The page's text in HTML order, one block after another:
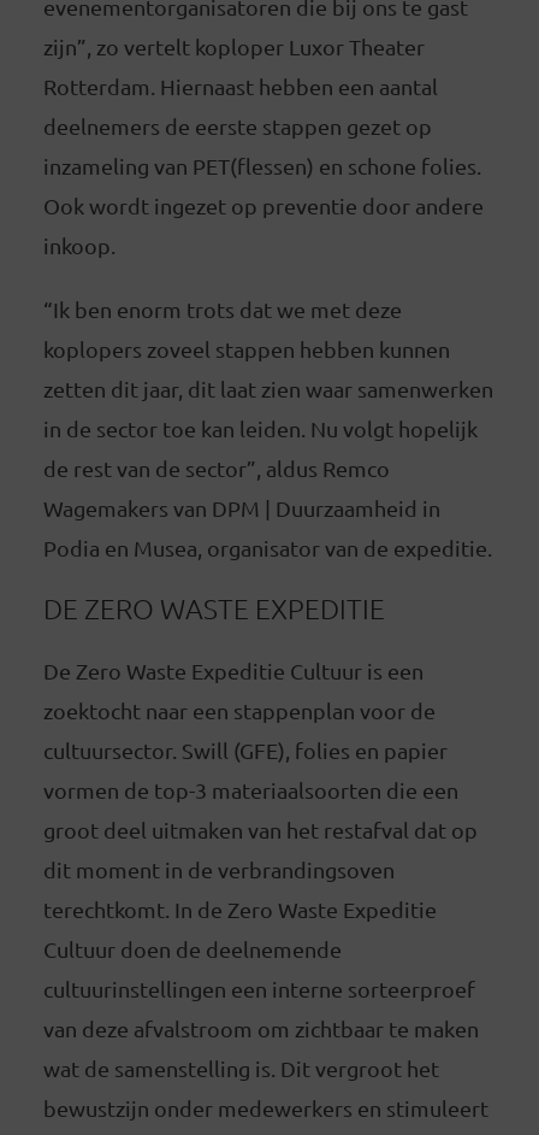
evenementorganisatoren die bij ons te gast
zijn”, zo vertelt koploper Luxor Theater
Rotterdam. Hiernaast hebben een aantal
deelnemers de eerste stappen gezet op
inzameling van PET(flessen) en schone folies.
Ook wordt ingezet op preventie door andere
inkoop.
“Ik ben enorm trots dat we met deze
koplopers zoveel stappen hebben kunnen
zetten dit jaar, dit laat zien waar samenwerken
in de sector toe kan leiden. Nu volgt hopelijk
de rest van de sector”, aldus Remco
Wagemakers van DPM | Duurzaamheid in
Podia en Musea, organisator van de expeditie.
DE ZERO WASTE EXPEDITIE
De Zero Waste Expeditie Cultuur is een
zoektocht naar een stappenplan voor de
cultuursector. Swill (GFE), folies en papier
vormen de top-3 materiaalsoorten die een
groot deel uitmaken van het restafval dat op
dit moment in de verbrandingsoven
terechtkomt. In de Zero Waste Expeditie
Cultuur doen de deelnemende
cultuurinstellingen een interne sorteerproef
van deze afvalstroom om zichtbaar te maken
wat de samenstelling is. Dit vergroot het
bewustzijn onder medewerkers en stimuleert